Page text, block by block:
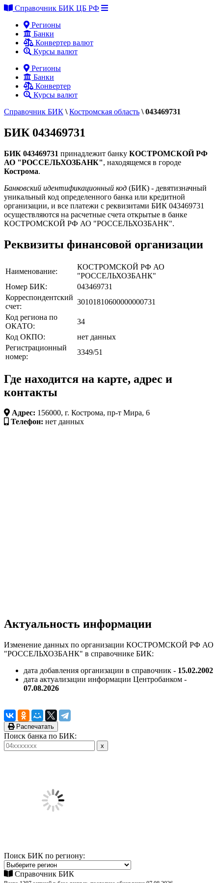
Справочник БИК ЦБ РФ
Регионы
Банки
Конвертер валют
Курсы валют
Регионы
Банки
Конвертер
Курсы валют
Справочник БИК \ Костромская область \ 043469731
БИК 043469731
БИК 043469731 принадлежит банку КОСТРОМСКОЙ РФ
АО "РОССЕЛЬХОЗБАНК", находящемся в городе
Кострома.
Банковский идентификационный код (БИК) - девятизначный
уникальный код определенного банка или кредитной
организации, и все платежи с реквизитами БИК 043469731
осуществляются на расчетные счета открытые в банке
КОСТРОМСКОЙ РФ АО "РОССЕЛЬХОЗБАНК".
Реквизиты финансовой организации
Наименование:
КОСТРОМСКОЙ РФ АО
"РОССЕЛЬХОЗБАНК"
Номер БИК:
043469731
Корреспондентский
счет:
30101810600000000731
Код региона по
ОКАТО:
34
Код ОКПО:
нет данных
Регистрационный
номер:
3349/51
Где находится на карте, адрес и
контакты
Адрес: 156000, г. Кострома, пр-т Мира, 6
Телефон: нет данных
Актуальность информации
Изменение данных по организации КОСТРОМСКОЙ РФ АО
"РОССЕЛЬХОЗБАНК" в справочнике БИК:
дата добавления организации в справочник - 15.02.2002
дата актуализации информации Центробанком -
07.08.2026
Распечатать
Поиск банка по БИК:
Поиск БИК по региону:
Справочник БИК